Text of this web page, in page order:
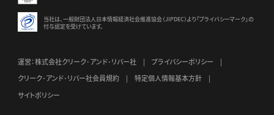
当社は、一般財団法人日本情報経済社会推進協会（JIPDEC）より 「プライバシーマーク」の
付与認定を受けています。
運営：株式会社クリーク･アンド･リバー社
プライバシーポリシー
クリーク･アンド･リバー社会員規約
特定個人情報基本方針
サイトポリシー